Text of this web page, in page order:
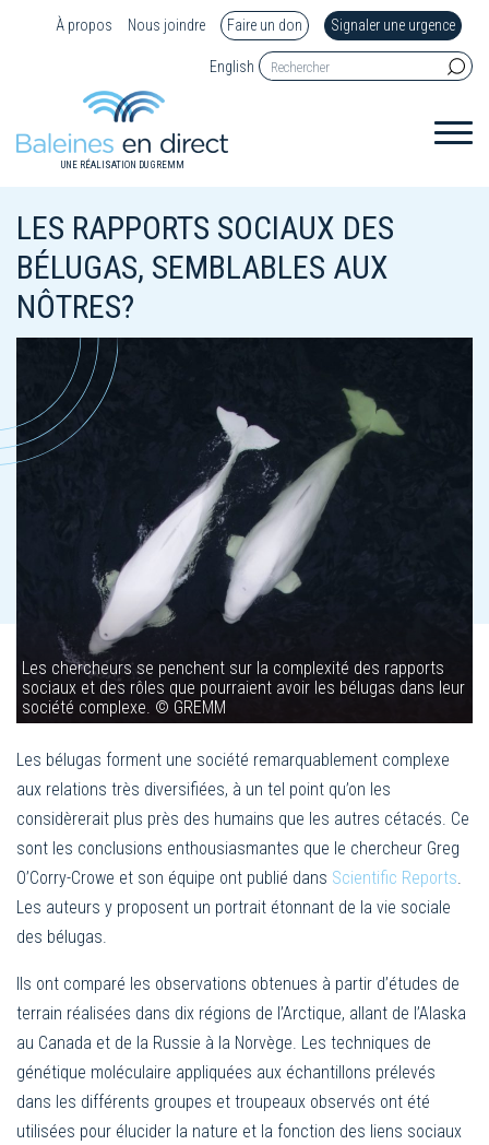
À propos Nous joindre Faire un don Signaler une urgence
English
UNE RÉALISATION DU GREMM
LES RAPPORTS SOCIAUX DES
BÉLUGAS, SEMBLABLES AUX
NÔTRES?
Les chercheurs se penchent sur la complexité des rapports
sociaux et des rôles que pourraient avoir les bélugas dans leur
société complexe. © GREMM
Les bélugas forment une société remarquablement complexe
aux relations très diversifiées, à un tel point qu’on les
considèrerait plus près des humains que les autres cétacés. Ce
sont les conclusions enthousiasmantes que le chercheur Greg
O’Corry-Crowe et son équipe ont publié dans Scientific Reports.
Les auteurs y proposent un portrait étonnant de la vie sociale
des bélugas.
Ils ont comparé les observations obtenues à partir d’études de
terrain réalisées dans dix régions de l’Arctique, allant de l’Alaska
au Canada et de la Russie à la Norvège. Les techniques de
génétique moléculaire appliquées aux échantillons prélevés
dans les différents groupes et troupeaux observés ont été
utilisées pour élucider la nature et la fonction des liens sociaux